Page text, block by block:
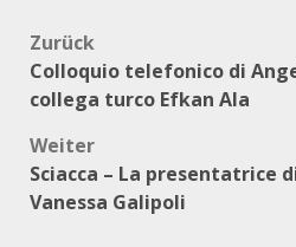
Zurück
Colloquio telefonico di
collega turco Efkan Ala
Weiter
Sciacca – La presentatrice
Vanessa Galipoli